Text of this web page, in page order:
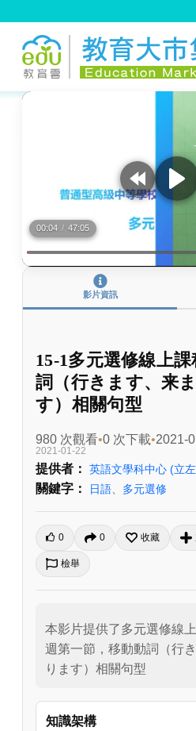
:::
00:04 / 47:05
影片資訊
15-1多元選修線上
詞（行きます、来
す）相關句型
980 次觀看 0 次下載 2021-
2021-01-22
提供者： 英語文學科中心 (立
關鍵字： 日語 多元選修
0 0 收藏
檢舉
本影片提供了多元選修線
週第一節，移動動詞（行
ります）相關句型
知識架構